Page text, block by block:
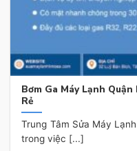
Bơm Ga Máy Lạnh
Rẻ
Trung Tâm Sửa Máy
trong việc [...]